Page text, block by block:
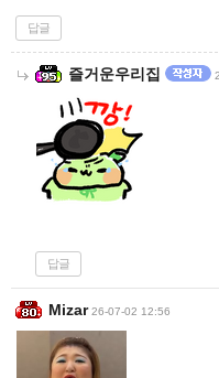
답글
즐거운우리집
답글
Mizar 26-07-02 12:56